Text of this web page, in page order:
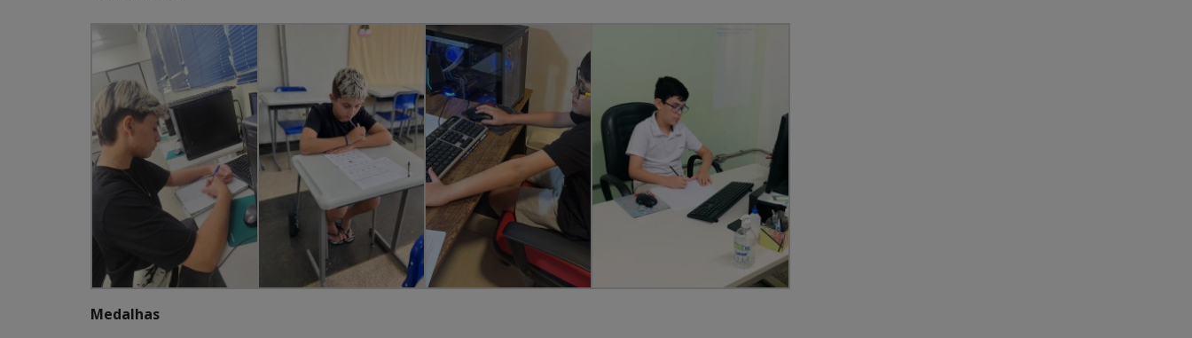
Medalhas